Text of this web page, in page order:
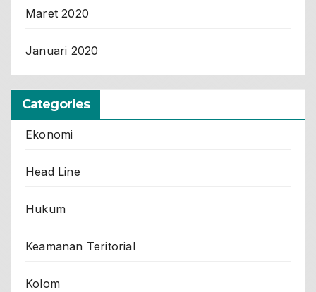
Maret 2020
Januari 2020
Categories
Ekonomi
Head Line
Hukum
Keamanan Teritorial
Kolom